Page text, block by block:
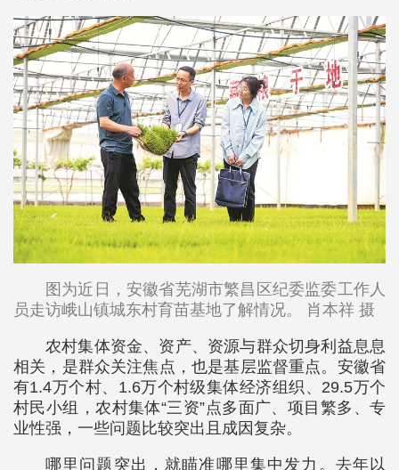
图为近日，安徽省芜湖市繁昌区纪委监委工作人
员走访峨山镇城东村育苗基地了解情况。 肖本祥 摄
农村集体资金、资产、资源与群众切身利益息息
相关，是群众关注焦点，也是基层监督重点。安徽省
有1.4万个村、1.6万个村级集体经济组织、29.5万个
村民小组，农村集体“三资”点多面广、项目繁多、专
业性强，一些问题比较突出且成因复杂。
哪里问题突出，就瞄准哪里集中发力。去年以